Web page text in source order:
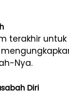
terakhir
Nya.
Diri